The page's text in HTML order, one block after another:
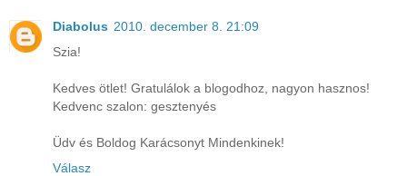
Diabolus 2010. december 8. 21:09
Szia!
Kedves ötlet! Gratulálok a blogodhoz, nagyon hasznos!
Kedvenc szalon: gesztenyés
Üdv és Boldog Karácsonyt Mindenkinek!
Válasz